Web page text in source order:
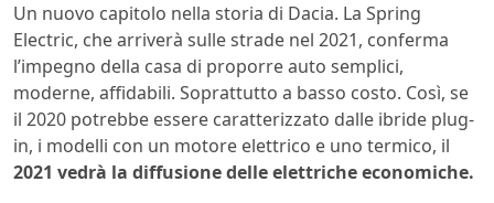
Un nuovo capitolo nella storia di Dacia. La Spring
Electric, che arriverà sulle strade nel 2021, conferma
l’impegno della casa di proporre auto semplici,
moderne, affidabili. Soprattutto a basso costo. Così, se
il 2020 potrebbe essere caratterizzato dalle ibride plug-
in, i modelli con un motore elettrico e uno termico, il
2021 vedrà la diffusione delle elettriche economiche.